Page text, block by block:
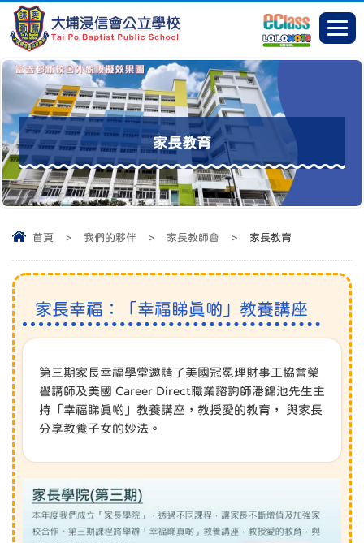
家長教育
首頁 > 我們的夥伴 > 家長教師會 > 家長教育
家長幸福：「幸福睇真啲」教養講座
第三期家長幸福學堂邀請了美國冠冕理財事工協會榮
譽講師及美國 Career Direct職業諮詢師潘錦池先生主
持「幸福睇真啲」教養講座，教授愛的教育， 與家長
分享教養子女的妙法。